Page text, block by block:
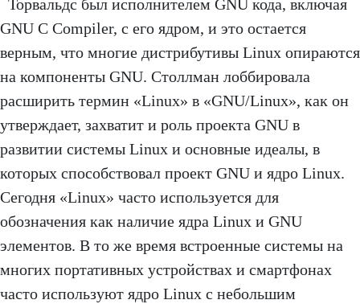
Торвальдс был исполнителем GNU кода, включая
GNU C Compiler, с его ядром, и это остается
верным, что многие дистрибутивы Linux опираются
на компоненты GNU. Столлман лоббировала
расширить термин «Linux» в «GNU/Linux», как он
утверждает, захватит и роль проекта GNU в
развитии системы Linux и основные идеалы, в
которых способствовал проект GNU и ядро Linux.
Сегодня «Linux» часто используется для
обозначения как наличие ядра Linux и GNU
элементов. В то же время встроенные системы на
многих портативных устройствах и смартфонах
часто используют ядро Linux с небольшим